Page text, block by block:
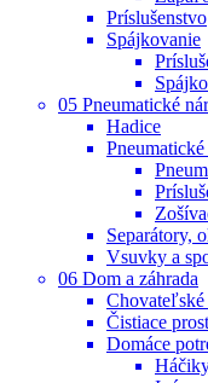
Príslušenstvo
Spájkovanie
05 Pneumatické
Hadice
Separátory,
Vsuvky a
06 Dom a záhrada
Chovateľské
Čistiace
Domáce